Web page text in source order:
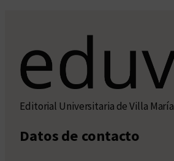
Editorial Universitaria de Villa María
Datos de contacto